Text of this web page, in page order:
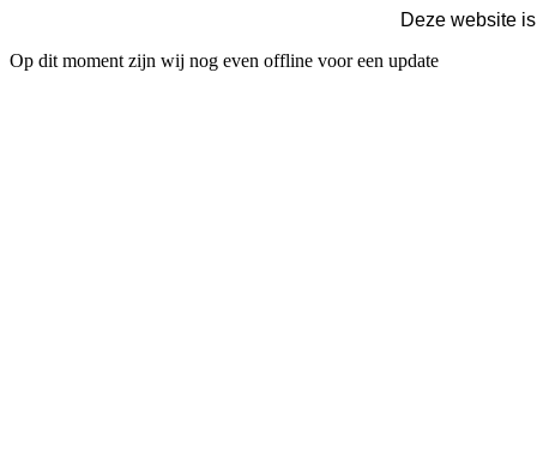
Deze website
Op dit moment zijn wij nog even offline voor een update